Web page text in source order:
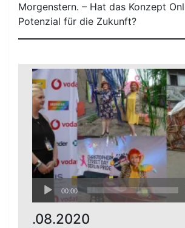
Morgenstern. – Hat das Konzept
Potenzial für die Zukunft?
Audio-
Player
00:00
.08.2020